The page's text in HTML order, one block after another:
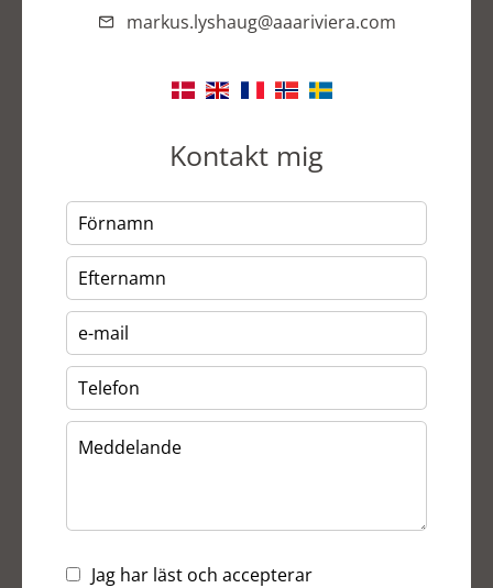
markus.lyshaug@aaariviera.com
Kontakt mig
Jag har läst och accepterar